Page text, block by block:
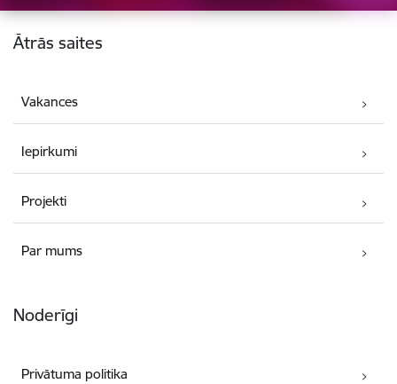
Kājene
Ātrās saites
Vakances
Iepirkumi
Projekti
Par mums
Noderīgi
Privātuma politika